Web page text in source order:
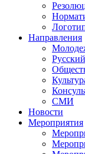
Направления
СМИ
Новости
Мероприятия